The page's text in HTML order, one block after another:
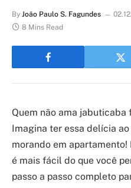
By João Paulo S. Fagundes
8 Mins Read
Quem não ama jabuticaba
Imagina ter essa delícia
morando em
é mais fácil do que você
passo a passo completo